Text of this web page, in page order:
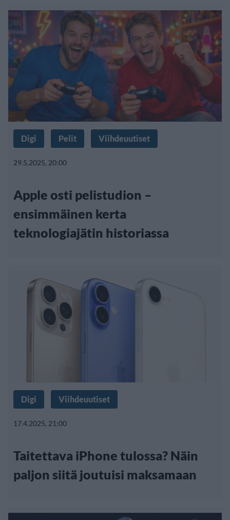
Digi Pelit Viihdeuutiset
29.5.2025, 20:00
Apple osti pelistudion –
ensimmäinen kerta
teknologiajätin historiassa
Digi Viihdeuutiset
17.4.2025, 21:00
Taitettava iPhone tulossa? Näin
paljon siitä joutuisi maksamaan